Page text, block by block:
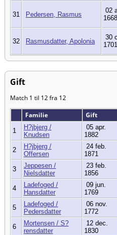
31 Pedersen, Rasmus
02
1668
32 Rasmusdatter, Apolonia
30
1701
Gift
Match 1 til 12 fra 12
Familie
Gift
1
H?jbjerg /
Knudsen
05 apr.
1882
2
H?jbjerg /
Offersen
24 feb.
1871
3
Jeppesen /
Nielsdatter
23 feb.
1856
4
Ladefoged /
Hansdatter
09 jun.
1769
5
Ladefoged /
Pedersdatter
06 nov.
1772
6
Mortensen / S?
rensdatter
12 dec.
1830